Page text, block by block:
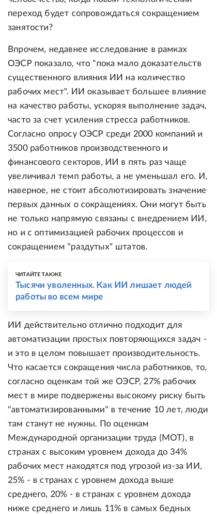
переход будет сопровождаться сокращением
занятости?
Впрочем, недавнее исследование в рамках
ОЭСР показало, что "пока мало доказательств
существенного влияния ИИ на количество
рабочих мест". ИИ оказывает большее влияние
на качество работы, ускоряя выполнение задач,
часто за счет усиления стресса работников.
Согласно опросу ОЭСР среди 2000 компаний и
3500 работников производственного и
финансового секторов, ИИ в пять раз чаще
увеличивал темп работы, а не уменьшал его. И,
наверное, не стоит абсолютизировать значение
первых данных о сокращениях. Они могут быть
не только напрямую связаны с внедрением ИИ,
но и с оптимизацией рабочих процессов и
сокращением "раздутых" штатов.
ЧИТАЙТЕ ТАКЖЕ
Тысячи уволенных. Как ИИ лишает людей
работы во всем мире
ИИ действительно отлично подходит для
автоматизации простых повторяющихся задач -
и это в целом повышает производительность.
Что касается сокращения числа работников, то,
согласно оценкам той же ОЭСР, 27% рабочих
мест в мире подвержены высокому риску быть
"автоматизированными" в течение 10 лет, люди
там станут не нужны. По оценкам
Международной организации труда (МОТ), в
странах с высоким уровнем дохода до 34%
рабочих мест находятся под угрозой из-за ИИ,
25% - в странах с уровнем дохода выше
среднего, 20% - в странах с уровнем дохода
ниже среднего и лишь 11% в самых бедных